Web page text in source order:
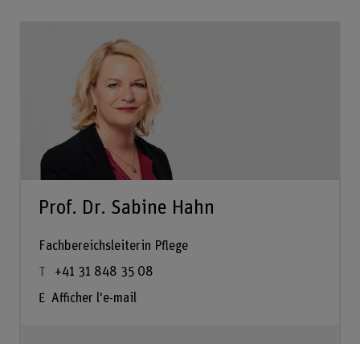
Prof. Dr. Sabine Hahn
Fachbereichsleiterin Pflege
+41 31 848 35 08
Afficher l'e-mail